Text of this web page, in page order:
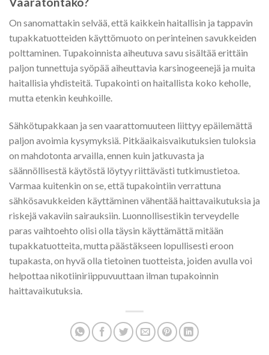
On sanomattakin selvää, että kaikkein haitallisin ja tappavin
tupakkatuotteiden käyttömuoto on perinteinen savukkeiden
polttaminen. Tupakoinnista aiheutuva savu sisältää erittäin
paljon tunnettuja syöpää aiheuttavia karsinogeenejä ja muita
haitallisia yhdisteitä. Tupakointi on haitallista koko keholle,
mutta etenkin keuhkoille.
Sähkötupakkaan ja sen vaarattomuuteen liittyy epäilemättä
paljon avoimia kysymyksiä. Pitkäaikaisvaikutuksien tuloksia
on mahdotonta arvailla, ennen kuin jatkuvasta ja
säännöllisestä käytöstä löytyy riittävästi tutkimustietoa.
Varmaa kuitenkin on se, että tupakointiin verrattuna
sähkösavukkeiden käyttäminen vähentää haittavaikutuksia ja
riskejä vakaviin sairauksiin. Luonnollisestikin terveydelle
paras vaihtoehto olisi olla täysin käyttämättä mitään
tupakkatuotteita, mutta päästäkseen lopullisesti eroon
tupakasta, on hyvä olla tietoinen tuotteista, joiden avulla voi
helpottaa nikotiiniriippuvuuttaan ilman tupakoinnin
haittavaikutuksia.